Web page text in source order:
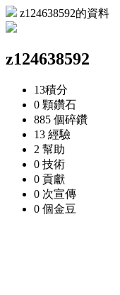
z124638592的資料
z124638592
13積分
0 顆鑽石
885 個碎鑽
13 經驗
2 幫助
0 技術
0 貢獻
0 次宣傳
0 個金豆